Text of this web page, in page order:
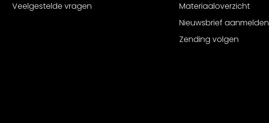
Veelgestelde vragen
Materiaaloverzicht
Nieuwsbrief aanmelden
Zending volgen